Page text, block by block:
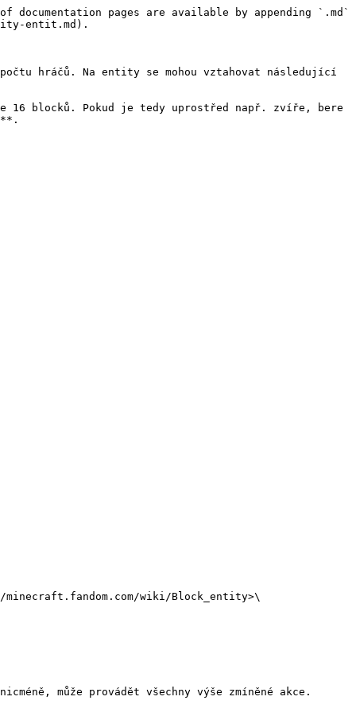
pages are available by appending `.md`
entit.md).
hráčů. Na entity se mohou vztahovat následující
16 blocků. Pokud je tedy uprostřed např. zvíře, bere
wiki/Block_entity>\
může provádět všechny výše zmíněné akce.